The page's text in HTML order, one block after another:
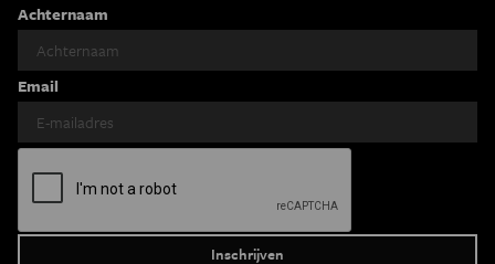
Achternaam
Email